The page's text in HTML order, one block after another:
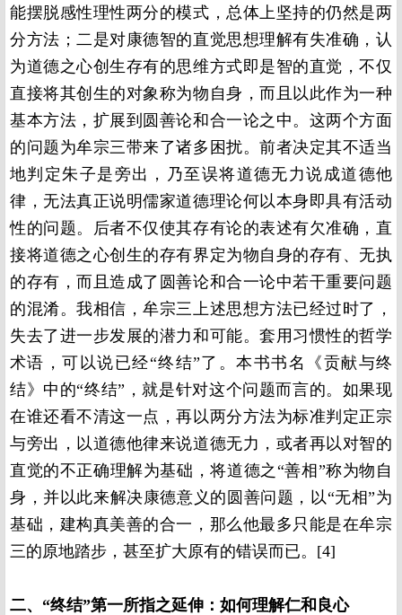
能摆脱感性理性两分的模式，总体上坚持的仍然是两
分方法；二是对康德智的直觉思想理解有失准确，认
为道德之心创生存有的思维方式即是智的直觉，不仅
直接将其创生的对象称为物自身，而且以此作为一种
基本方法，扩展到圆善论和合一论之中。这两个方面
的问题为牟宗三带来了诸多困扰。前者决定其不适当
地判定朱子是旁出，乃至误将道德无力说成道德他
律，无法真正说明儒家道德理论何以本身即具有活动
性的问题。后者不仅使其存有论的表述有欠准确，直
接将道德之心创生的存有界定为物自身的存有、无执
的存有，而且造成了圆善论和合一论中若干重要问题
的混淆。我相信，牟宗三上述思想方法已经过时了，
失去了进一步发展的潜力和可能。套用习惯性的哲学
术语，可以说已经“终结”了。本书书名《贡献与终
结》中的“终结”，就是针对这个问题而言的。如果现
在谁还看不清这一点，再以两分方法为标准判定正宗
与旁出，以道德他律来说道德无力，或者再以对智的
直觉的不正确理解为基础，将道德之“善相”称为物自
身，并以此来解决康德意义的圆善问题，以“无相”为
基础，建构真美善的合一，那么他最多只能是在牟宗
三的原地踏步，甚至扩大原有的错误而已。[4]
二、“终结”第一所指之延伸：如何理解仁和良心